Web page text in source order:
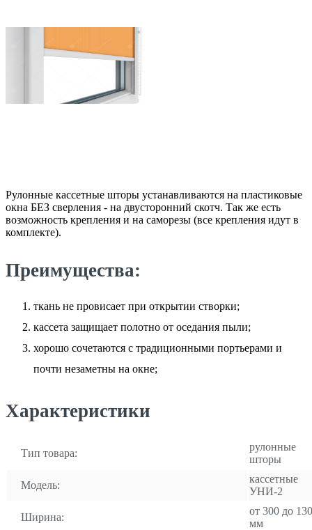
Рулонные кассетные шторы устанавливаются на пластиковые
окна БЕЗ сверления - на двусторонний скотч. Так же есть
возможность крепления и на саморезы (все крепления идут в
комплекте).
Преимущества:
ткань не провисает при открытии створки;
кассета защищает полотно от оседания пыли;
хорошо сочетаются с традиционными портьерами и
почти незаметны на окне;
Характеристики
Тип товара:
рулонные
шторы
Модель:
кассетные
УНИ-2
Ширина:
от 300 до
мм